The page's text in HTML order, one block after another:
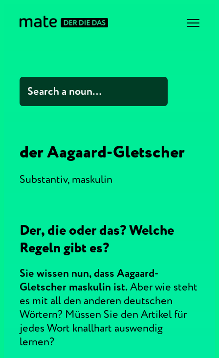
der Aagaard-Gletscher
Substantiv, maskulin
Der, die oder das? Welche
Regeln gibt es?
Sie wissen nun, dass Aagaard-
Gletscher maskulin ist.Aber wie steht
es mit all den anderen deutschen
Wörtern? Müssen Sie den Artikel für
jedes Wort knallhart auswendig
lernen?